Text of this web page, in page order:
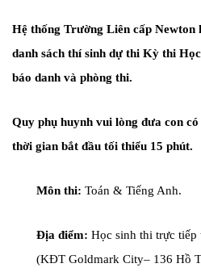
Hệ thống Trường Liên cấp Newton
danh sách thí sinh dự thi Kỳ thi
báo danh và phòng thi.
Quy phụ huynh vui lòng đưa con
thời gian bắt đầu tối thiểu 15 phút.
Môn thi: Toán & Tiếng Anh.
Địa điểm: Học sinh thi trực tiếp
(KĐT Goldmark City– 136 Hồ